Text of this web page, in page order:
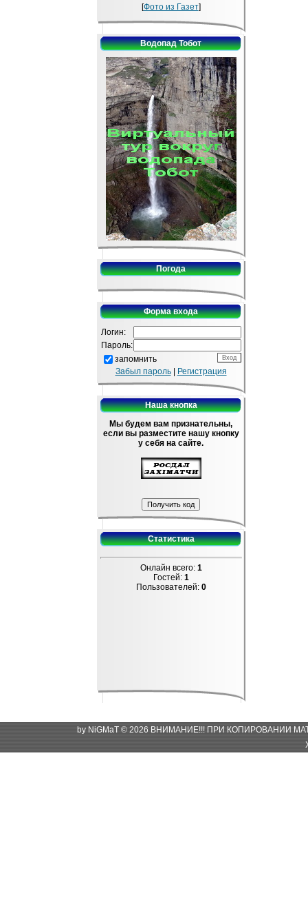
[Фото из Газет]
Водопад Тобот
Погода
Форма входа
Логин:
Пароль:
запомнить
Забыл пароль| Регистрация
Наша кнопка
Мы будем вам признательны,
если вы разместите нашу кнопку
у себя на сайте.
Статистика
Онлайн всего: 1
Гостей: 1
Пользователей: 0
by NiGMaT © 2026 ВНИМАНИЕ!!! ПРИ КОПИРОВАНИИ